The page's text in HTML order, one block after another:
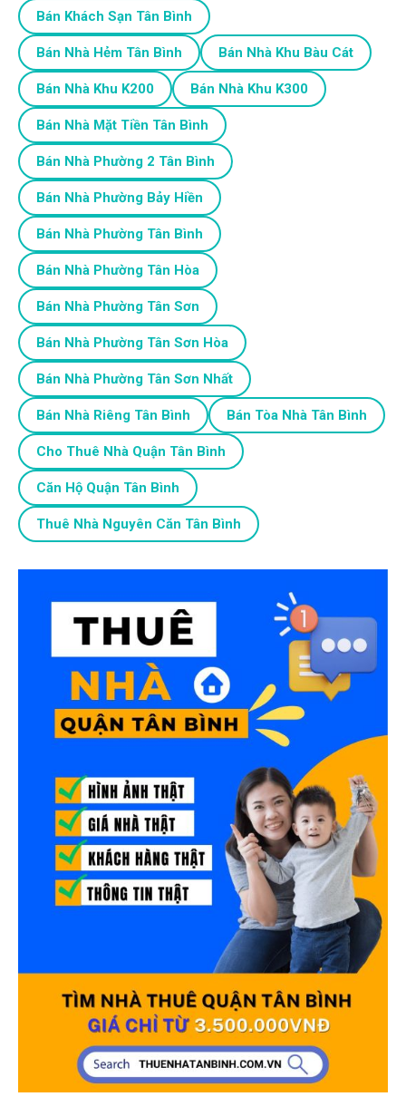
Bán Khách Sạn Tân Bình
Bán Nhà Hẻm Tân Bình Bán Nhà Khu Bàu Cát
Bán Nhà Khu K200 Bán Nhà Khu K300
Bán Nhà Mặt Tiền Tân Bình
Bán Nhà Phường 2 Tân Bình
Bán Nhà Phường Bảy Hiền
Bán Nhà Phường Tân Bình
Bán Nhà Phường Tân Hòa
Bán Nhà Phường Tân Sơn
Bán Nhà Phường Tân Sơn Hòa
Bán Nhà Phường Tân Sơn Nhất
Bán Nhà Riêng Tân Bình Bán Tòa Nhà Tân Bình
Cho Thuê Nhà Quận Tân Bình
Căn Hộ Quận Tân Bình
Thuê Nhà Nguyên Căn Tân Bình